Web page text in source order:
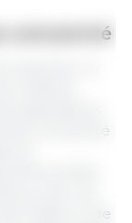
concentré
de fond : le
2016 se
destinations
concentré
et
à elles
sur dix. Les
l’Italie ou de